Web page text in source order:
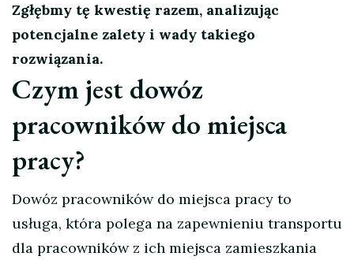
Zgłębmy tę kwestię razem, analizując
potencjalne zalety i wady takiego
rozwiązania.
Czym jest dowóz
pracowników do miejsca
pracy?
Dowóz pracowników do miejsca pracy to
usługa, która polega na zapewnieniu transportu
dla pracowników z ich miejsca zamieszkania